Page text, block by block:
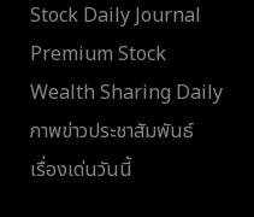
Stock Daily Journal
Premium Stock
Wealth Sharing Daily
ภาพข่าวประชาสัมพันธ์
เรื่องเด่นวันนี้